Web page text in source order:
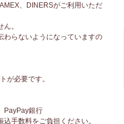
、DINERSがご利用いただ
。
らないようになっていますの
が必要です。
PayPay銀行
手数料をご負担ください。